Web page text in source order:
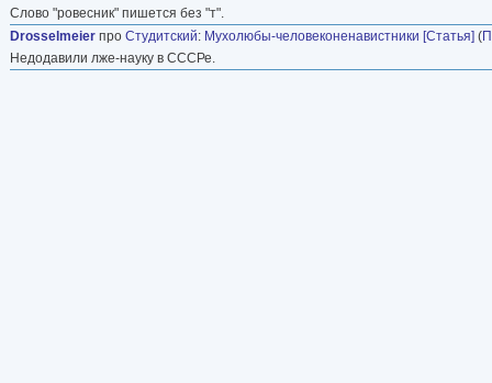
Слово "ровесник" пишется без "т".
Drosselmeier про Студитский: Мухолюбы-человеконенавистники [Статья] (
Недодавили лже-науку в СССРе.